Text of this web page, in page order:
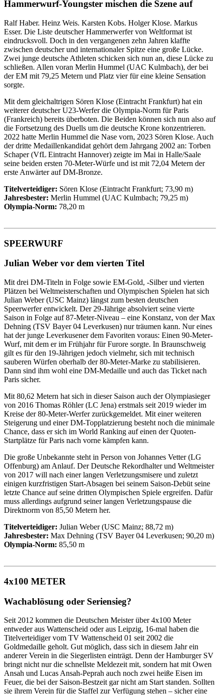
Hammerwurf-Youngster mischen die Szene auf
Ralf Haber. Heinz Weis. Karsten Kobs. Holger Klose. Markus
Esser. Die Liste deutscher Hammerwerfer von Weltformat ist
eindrucksvoll. Doch in den vergangenen zehn Jahren klaffte
zwischen deutscher und internationaler Spitze eine große Lücke.
Zwei junge deutsche Athleten schicken sich nun an, diese Lücke zu
schließen. Allen voran Merlin Hummel (UAC Kulmbach), der bei
der EM mit 79,25 Metern und Platz vier für eine kleine Sensation
sorgte.
Mit dem gleichaltrigen Sören Klose (Eintracht Frankfurt) hat ein
weiterer deutscher U23-Werfer die Olympia-Norm für Paris
(Frankreich) bereits überboten. Die Beiden können sich nun also auf
die Fortsetzung des Duells um die deutsche Krone konzentrieren.
2022 hatte Merlin Hummel die Nase vorn, 2023 Sören Klose. Auch
der dritte Medaillenkandidat gehört dem Jahrgang 2002 an: Torben
Schaper (VfL Eintracht Hannover) zeigte im Mai in Halle/Saale
seine beiden ersten 70-Meter-Würfe und ist mit 72,04 Metern der
erste Anwärter auf DM-Bronze.
Titelverteidiger: Sören Klose (Eintracht Frankfurt; 73,90 m)
Jahresbester: Merlin Hummel (UAC Kulmbach; 79,25 m)
Olympia-Norm: 78,20 m
SPEERWURF
Julian Weber vor dem vierten Titel
Mit drei DM-Titeln in Folge sowie EM-Gold, -Silber und vierten
Plätzen bei Weltmeisterschaften und Olympischen Spielen hat sich
Julian Weber (USC Mainz) längst zum besten deutschen
Speerwerfer entwickelt. Der 29-Jährige absolviert seine vierte
Saison in Folge auf 87-Meter-Niveau – eine Konstanz, von der Max
Dehning (TSV Bayer 04 Leverkusen) nur träumen kann. Nur eines
hat der junge Leverkusener dem Favoriten voraus: Einen 90-Meter-
Wurf, mit dem er im Frühjahr für Furore sorgte. In Braunschweig
gilt es für den 19-Jährigen jedoch vielmehr, sich mit technisch
sauberen Würfen oberhalb der 80-Meter-Marke zu stabilisieren.
Dann sind ihm wohl eine DM-Medaille und auch das Ticket nach
Paris sicher.
Mit 80,62 Metern hat sich in dieser Saison auch der Olympiasieger
von 2016 Thomas Röhler (LC Jena) erstmals seit 2019 wieder im
Kreise der 80-Meter-Werfer zurückgemeldet. Mit einer weiteren
Steigerung und einer DM-Topplatzierung besteht noch die minimale
Chance, dass er sich im World Ranking auf einen der Quoten-
Startplätze für Paris nach vorne kämpfen kann.
Die große Unbekannte steht in Person von Johannes Vetter (LG
Offenburg) am Anlauf. Der Deutsche Rekordhalter und Weltmeister
von 2017 will nach einer langen Verletzungsmisere und zuletzt
einigen kurzfristigen Start-Absagen bei seinem Saison-Debüt seine
letzte Chance auf seine dritten Olympischen Spiele ergreifen. Dafür
muss allerdings aufgrund seiner langen Verletzungspause die
Direktnorm von 85,50 Metern her.
Titelverteidiger: Julian Weber (USC Mainz; 88,72 m)
Jahresbester: Max Dehning (TSV Bayer 04 Leverkusen; 90,20 m)
Olympia-Norm: 85,50 m
4x100 METER
Wachablösung oder Seriensieg?
Seit 2012 kommen die Deutschen Meister über 4x100 Meter
entweder aus Wattenscheid oder aus Leipzig, 16-mal haben die
Titelverteidiger vom TV Wattenscheid 01 seit 2002 die
Goldmedaille geholt. Gut möglich, dass sich in diesem Jahr ein
anderer Verein in die Siegerlisten einträgt. Denn der Hamburger SV
bringt nicht nur die schnellste Meldezeit mit, sondern hat mit Owen
Ansah und Lucas Ansah-Peprah auch noch zwei heiße Eisen im
Feuer, die bei der Saison-Bestzeit gar nicht am Start standen. Sollten
sie ihrem Verein für die Staffel zur Verfügung stehen – sicher eine